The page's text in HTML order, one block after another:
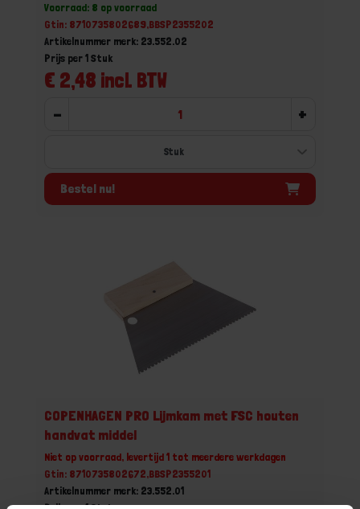
Voorraad: 8 op voorraad
Gtin: 8710735802689,BBSP2355202
Artikelnummer merk: 23.552.02
€ 2,48 incl. BTW
Prijs per 1 Stuk
- +
Bestel nu!
COPENHAGEN PRO Lijmkam met FSC houten
handvat middel
Niet op voorraad, levertijd 1 tot meerdere werkdagen
Gtin: 8710735802672,BBSP2355201
Artikelnummer merk: 23.552.01